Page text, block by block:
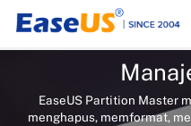
EaseUSEaseUS Partition Master
menghapus, memformat,